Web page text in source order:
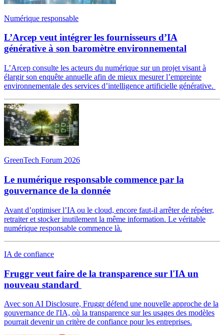
Numérique responsable
L’Arcep veut intégrer les fournisseurs d’IA
générative à son baromètre environnemental
L’Arcep consulte les acteurs du numérique sur un projet visant à
élargir son enquête annuelle afin de mieux mesurer l’empreinte
environnementale des services d’intelligence artificielle générative.
GreenTech Forum 2026
Le numérique responsable commence par la
gouvernance de la donnée
Avant d’optimiser l’IA ou le cloud, encore faut-il arrêter de répéter,
retraiter et stocker inutilement la même information. Le véritable
numérique responsable commence là.
IA de confiance
Fruggr veut faire de la transparence sur l'IA un
nouveau standard
Avec son AI Disclosure, Fruggr défend une nouvelle approche de la
gouvernance de l'IA, où la transparence sur les usages des modèles
pourrait devenir un critère de confiance pour les entreprises.